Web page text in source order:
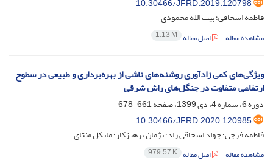
فاطمه اسحاقی؛ بیت الله محمودی
مشاهده مقاله اصل مقاله 1.13 M
ویژگی‌های کمی زادآوری روشنه‌های ناشی از بهره‌برداری و طبیعی در سطوح
ارتفاعی متفاوت در جنگل‌های راش شرقی
دوره 6، شماره 4، دی 1399، صفحه
661-678
10.30466/JFRD.2020.120985
فاطمه فرجی؛ جواد اسحاقی راد؛ پژمان پرهیزکار؛ مایکل منتای
مشاهده مقاله اصل مقاله 979.57 K